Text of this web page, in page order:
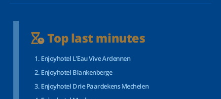
Top last minutes
Enjoyhotel L’Eau Vive Ardennen
Enjoyhotel Blankenberge
Enjoyhotel Drie Paardekens Mechelen